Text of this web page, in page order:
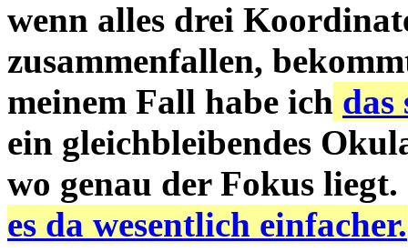
wenn alles drei
zusammenfallen,
meinem Fall habe ich das
ein gleichbleibendes
wo genau der Fokus liegt.
es da wesentlich einfacher.